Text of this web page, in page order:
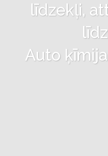
līdzekļi,
Auto